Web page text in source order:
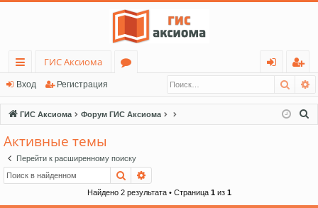
с
ы
лк
и
ГИС Аксиома
ру
м
д
ег
ис
тр
Вход Регистрация
ГИС Аксиома Форум ГИС Аксиома
Активные темы
Перейти к расширенному поиску
Поиск
Найдено 2 результата • Страница 1из 1